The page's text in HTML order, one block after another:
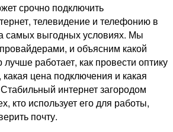
срочно подключить
телевидение и телефонию в
самых выгодных условиях. Мы
и объясним какой
работает, как провести оптику
цена подключения и какая
интернет загородом
кто использует его для работы,
почту.